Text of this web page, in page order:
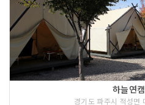
하늘연
경기도 파주시 적성